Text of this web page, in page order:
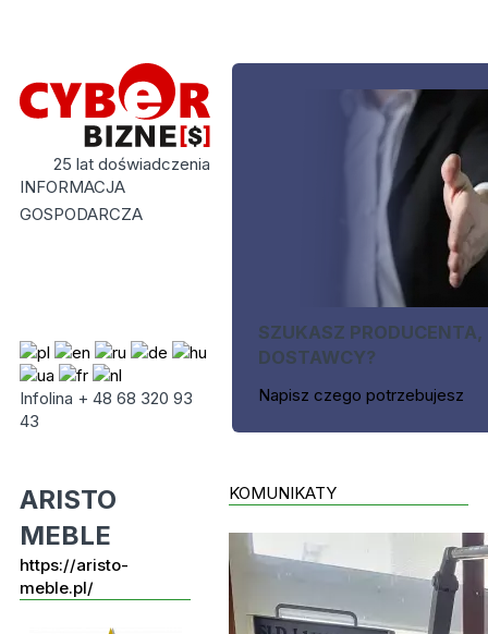
25 lat doświadczenia
INFORMACJA
GOSPODARCZA
Infolina + 48 68 320 93
43
SZUKASZ PRODUCENTA,
DOSTAWCY?
Napisz czego potrzebujesz
ARISTO
MEBLE
https://aristo-
meble.pl/
KOMUNIKATY